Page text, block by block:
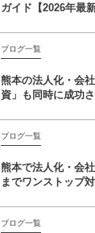
ガイド【2026年最新
ブログ一覧
熊本の法人化・会
資」も同時に成功
ブログ一覧
熊本で法人化・会
までワンストップ
ブログ一覧